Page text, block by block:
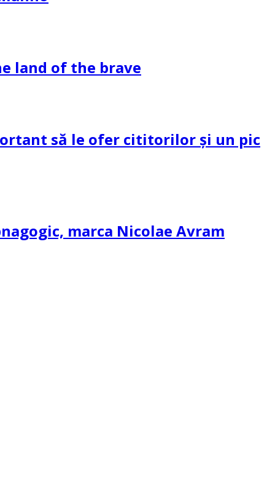
land of the brave
să le ofer cititorilor și un pic
marca Nicolae Avram